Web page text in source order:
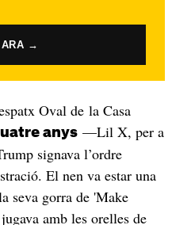
ARA →
Oval de la Casa
anys—Lil X, per a
signava l’ordre
El nen va estar una
seva gorra de 'Make
amb les orelles de